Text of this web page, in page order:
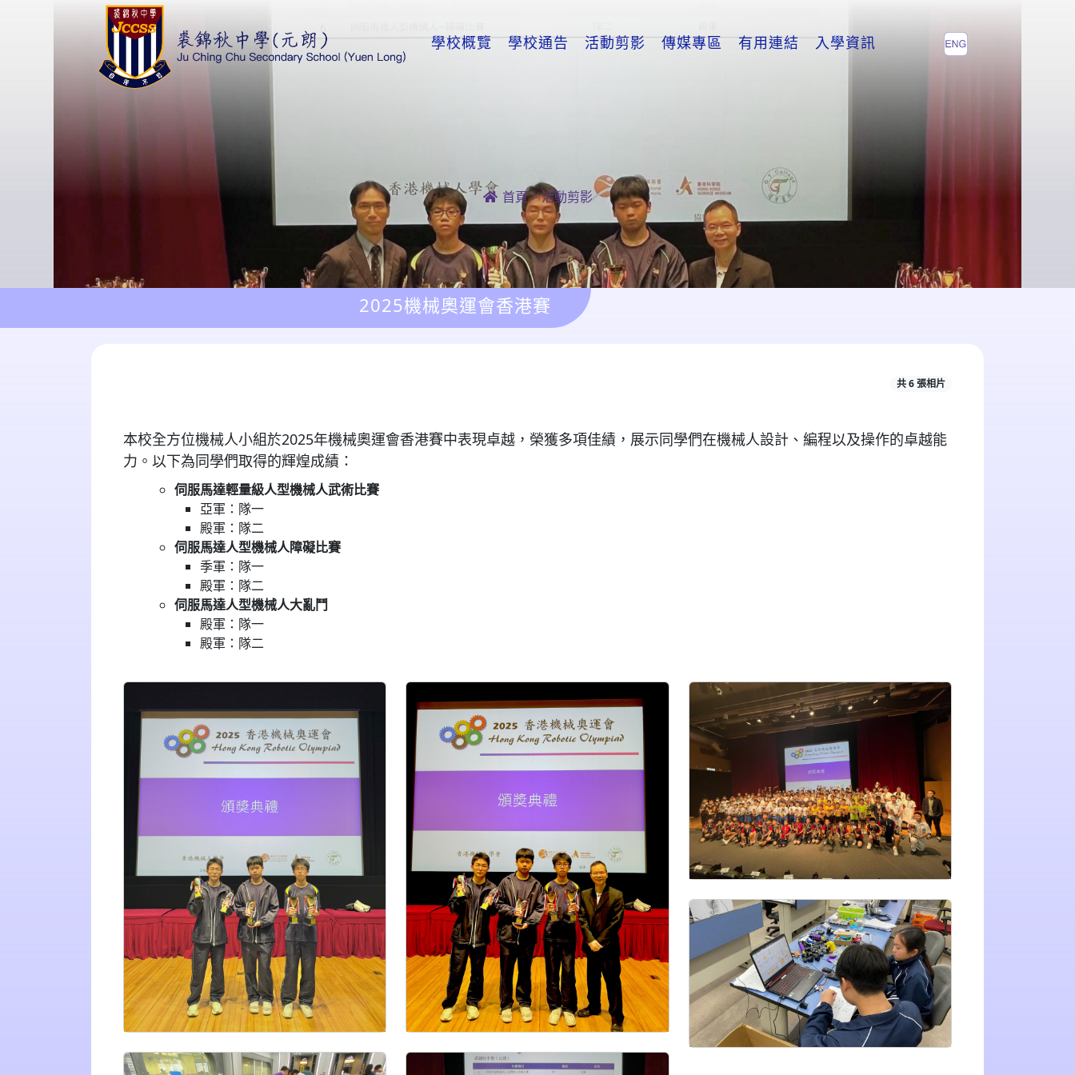
學校概覽 學校通告 活動剪影 傳媒專區 有用連結 入學資訊
首頁>活動剪影
2025機械奧運會香港賽
共 6 張相片
本校全方位機械人小組於2025年機械奧運會香港賽中表現卓越，榮獲多項佳績，展示同學們在機械人設計、編程以及操作的卓越能
力。以下為同學們取得的輝煌成績：
伺服馬達輕量級人型機械人武術比賽
亞軍：隊一
殿軍：隊二
伺服馬達人型機械人障礙比賽
季軍：隊一
殿軍：隊二
伺服馬達人型機械人大亂鬥
殿軍：隊一
殿軍：隊二